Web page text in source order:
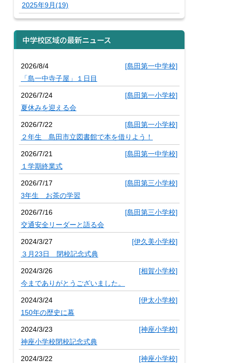
2025年9月(19)
中学校区域の最新ニュース
2026/8/4
[島田第一中学校]
「島一中寺子屋」１日目
2026/7/24
[島田第一小学校]
夏休みを迎える会
2026/7/22
[島田第一小学校]
２年生 島田市立図書館で本を借りよう！
2026/7/21
[島田第一中学校]
１学期終業式
2026/7/17
[島田第三小学校]
3年生 お茶の学習
2026/7/16
[島田第三小学校]
交通安全リーダーと語る会
2024/3/27
[伊久美小学校]
３月23日 閉校記念式典
2024/3/26
[相賀小学校]
今までありがとうございました。
2024/3/24
[伊太小学校]
150年の歴史に幕
2024/3/23
[神座小学校]
神座小学校閉校記念式典
2024/3/22
[神座小学校]